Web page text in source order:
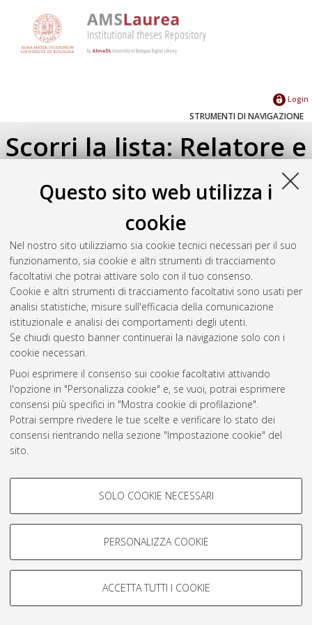
Questo sito web utilizza i
cookie
Nel nostro sito utilizziamo sia cookie tecnici necessari per il suo
funzionamento, sia cookie e altri strumenti di tracciamento
facoltativi che potrai attivare solo con il tuo consenso.
Cookie e altri strumenti di tracciamento facoltativi sono usati per
analisi statistiche, misure sull'efficacia della comunicazione
istituzionale e analisi dei comportamenti degli utenti.
Se chiudi questo banner continuerai la navigazione solo con i
cookie necessari.
Puoi esprimere il consenso sui cookie facoltativi attivando
l'opzione in "Personalizza cookie" e, se vuoi, potrai esprimere
consensi più specifici in "Mostra cookie di profilazione".
Potrai sempre rivedere le tue scelte e verificare lo stato dei
consensi rientrando nella sezione "Impostazione cookie" del
sito.
COOKIE DI PROFILAZIONE -
Si tratta di cookie utilizzati per analizzare le caratteristiche della
navigazione degli utenti, creare profili in base al loro comportamento
Mostra cookie di profilazione
COOKIE TECNICI - NECESSARI
SOLO COOKIE NECESSARI
PERSONALIZZA COOKIE
ACCETTA TUTTI I COOKIE
Login
STRUMENTI DI NAVIGAZIONE
Scorri la lista: Relatore e
Correlatore
Seleziona un valore dall'elenco sottostante.
2023(1)
Atom
Rss 1.0
Rss 2.0
AMS Laurea
Servizio implementato e gestito da AlmaDL
Impostazioni Cookie
© ALMA MATER STUDIORUM - Università di Bologna, 2007-2026.